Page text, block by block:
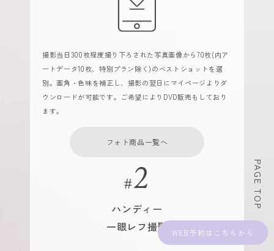
WEB予約
撮影当日300枚程度撮り下ろされた写真画像から70枚(内ア
ートデータ10枚、特別プラン除く)のベストショットを選
別。画角・色味を補正し、撮影の翌日にマイページよりダ
ウンロードが可能です。ご希望によりDVD販売もしており
ます。
フォト商品一覧へ
ハンディー
一眼レフ撮影
PAGE TOP